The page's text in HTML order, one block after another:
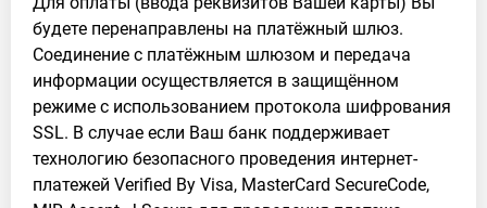
будете перенаправлены на платёжный шлюз.
Соединение с платёжным шлюзом и передача
информации осуществляется в защищённом
режиме с использованием протокола шифрования
SSL. В случае если Ваш банк поддерживает
технологию безопасного проведения интернет-
платежей Verified By Visa, MasterCard SecureCode,